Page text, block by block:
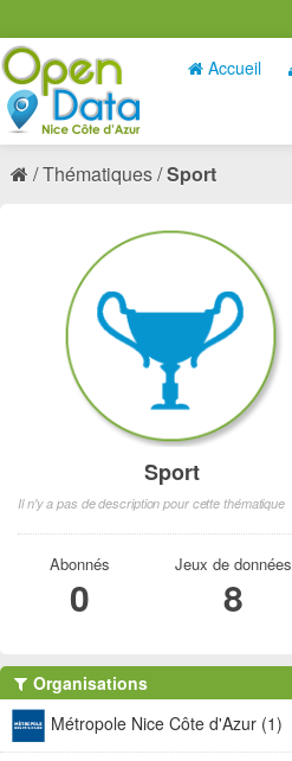
Accueil
Thématiques Sport
Sport
Il n'y a pas de description pour cette thématique
Abonnés
0
Jeux de données
8
Organisations
Métropole Nice Côte d'Azur (1)